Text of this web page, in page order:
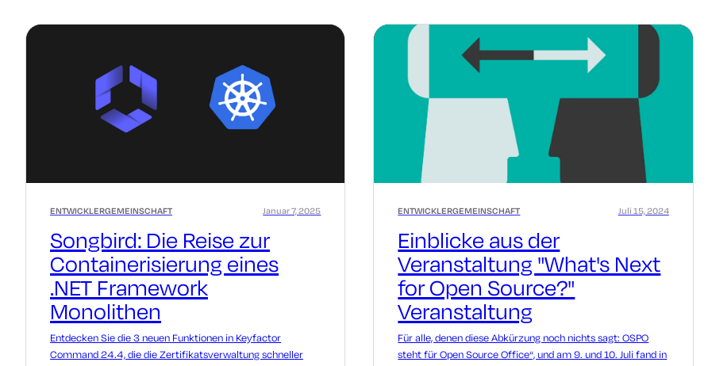
ENTWICKLERGEMEINSCHAFT
Songbird: Die Reise zur
Containerisierung eines
.NET Framework
Monolithen
Januar 7, 2025
Entdecken Sie die 3 neuen Funktionen in Keyfactor
Command 24.4, die die Zertifikatsverwaltung schneller
ENTWICKLERGEMEINSCHAFT
Einblicke aus der
Veranstaltung "What's Next
for Open Source?"
Veranstaltung
Juli 15, 2024
Für alle, denen diese Abkürzung noch nichts sagt: OSPO
steht für Open Source Office“, und am 9. und 10. Juli fand in